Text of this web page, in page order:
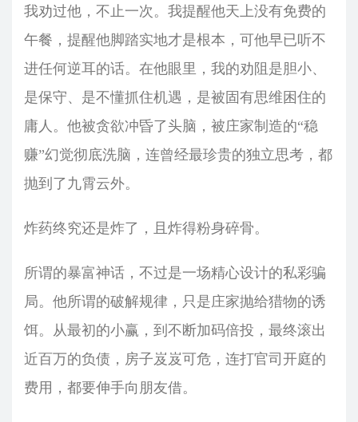
我劝过他，不止一次。我提醒他天上没有免费的
午餐，提醒他脚踏实地才是根本，可他早已听不
进任何逆耳的话。在他眼里，我的劝阻是胆小、
是保守、是不懂抓住机遇，是被固有思维困住的
庸人。他被贪欲冲昏了头脑，被庄家制造的“稳
赚”幻觉彻底洗脑，连曾经最珍贵的独立思考，都
抛到了九霄云外。
炸药终究还是炸了，且炸得粉身碎骨。
所谓的暴富神话，不过是一场精心设计的私彩骗
局。他所谓的破解规律，只是庄家抛给猎物的诱
饵。从最初的小赢，到不断加码倍投，最终滚出
近百万的负债，房子岌岌可危，连打官司开庭的
费用，都要伸手向朋友借。